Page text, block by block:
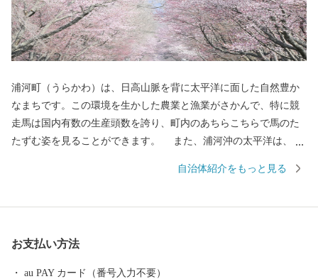
浦河町（うらかわ）は、日高山脈を背に太平洋に面した自然豊か
なまちです。この環境を生かした農業と漁業がさかんで、特に競
走馬は国内有数の生産頭数を誇り、町内のあちらこちらで馬のた
たずむ姿を見ることができます。 また、浦河沖の太平洋は、魚
力を入れ、町内の乗馬施設では、子どもからお年寄りまで、さら
力にふれていただければ幸いです。
自治体紹介をもっと見る
お支払い方法
au PAY カード（番号入力不要）